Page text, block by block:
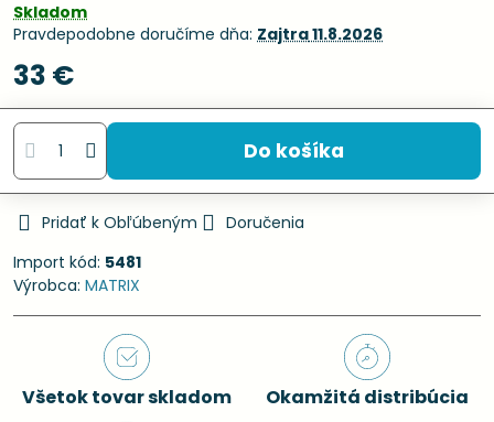
Skladom
Pravdepodobne doručíme dňa: Zajtra11.8.2026
33 €
Do košíka
Pridať k Obľúbeným
Doručenia
Import kód: 5481
Výrobca: MATRIX
Všetok tovar skladom Okamžitá distribúcia